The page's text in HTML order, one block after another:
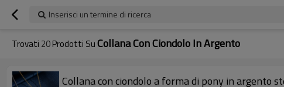
Inserisci un termine di ricerca
Trovati 20Prodotti SuCollana Con Ciondolo In Argento
Collana con ciondolo a forma di pony in argento